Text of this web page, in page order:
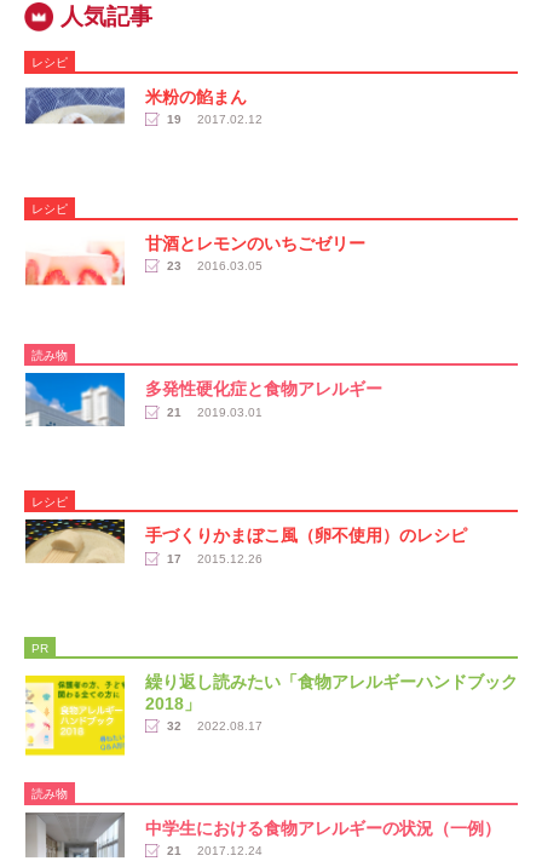
レシピ
米粉の餡まん
19 2017.02.12
レシピ
甘酒とレモンのいちごゼリー
23 2016.03.05
読み物
多発性硬化症と食物アレルギー
21 2019.03.01
レシピ
手づくりかまぼこ風（卵不使用）のレシピ
17 2015.12.26
PR
繰り返し読みたい「食物アレルギーハンドブック
2018」
32 2022.08.17
読み物
中学生における食物アレルギーの状況（一例）
21 2017.12.24